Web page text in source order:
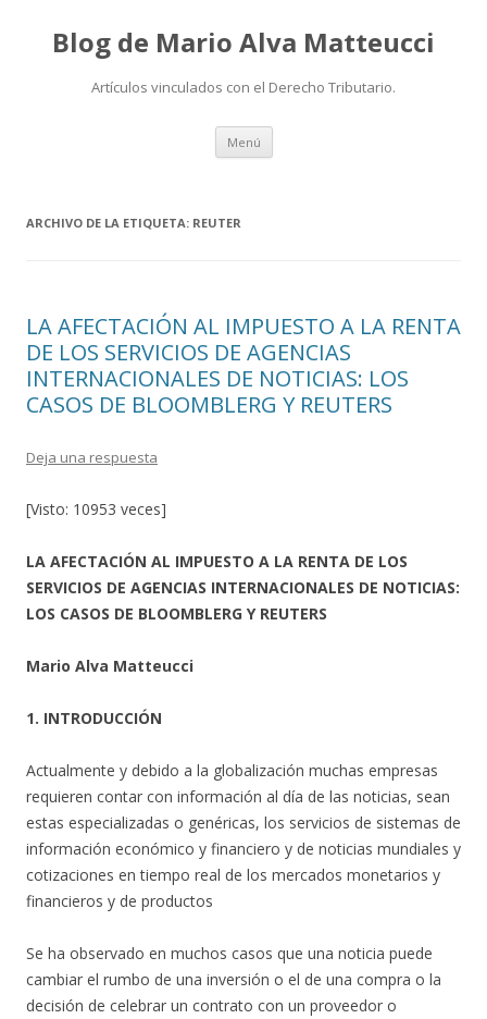
Blog de Mario Alva Matteucci
Artículos vinculados con el Derecho Tributario.
Menú Ir
contenido
ARCHIVO DE LA ETIQUETA: REUTER
LA AFECTACIÓN AL IMPUESTO A LA RENTA
DE LOS SERVICIOS DE AGENCIAS
INTERNACIONALES DE NOTICIAS: LOS
CASOS DE BLOOMBLERG Y REUTERS
Deja una respuesta
[Visto: 10953 veces]
LA AFECTACIÓN AL IMPUESTO A LA RENTA DE LOS
SERVICIOS DE AGENCIAS INTERNACIONALES DE NOTICIAS:
LOS CASOS DE BLOOMBLERG Y REUTERS
Mario Alva Matteucci
1. INTRODUCCIÓN
Actualmente y debido a la globalización muchas empresas
requieren contar con información al día de las noticias, sean
estas especializadas o genéricas, los servicios de sistemas de
información económico y financiero y de noticias mundiales y
cotizaciones en tiempo real de los mercados monetarios y
financieros y de productos
Se ha observado en muchos casos que una noticia puede
cambiar el rumbo de una inversión o el de una compra o la
decisión de celebrar un contrato con un proveedor o